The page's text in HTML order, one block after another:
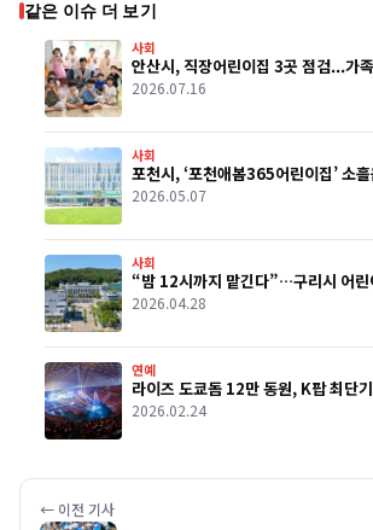
같은 이슈 더 보기
사회
안산시, 직장어린이집 3곳 점검...가
2026.07.16
사회
포천시, ‘포천애봄365어린이집’ 소
2026.05.07
사회
“밤 12시까지 맡긴다”…구리시 어린
2026.04.28
연예
라이즈 도쿄돔 12만 동원, K팝 최단
2026.02.24
← 이전 기사